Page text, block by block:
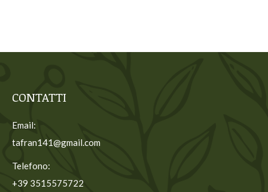
CONTATTI
Email:
tafran141@gmail.com
Telefono:
+39 3515575722